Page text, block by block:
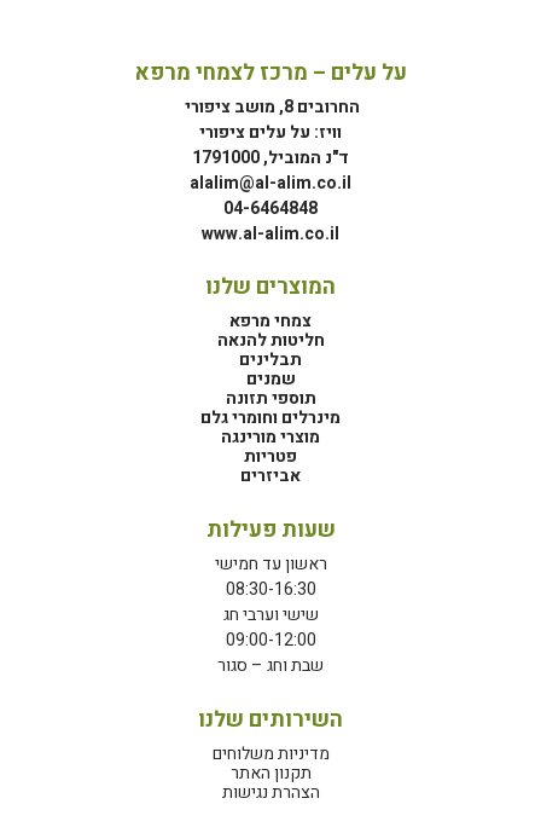
על עלים – מרכז לצמחי מרפא
החרובים 8, מושב ציפורי
וויז: על עלים ציפורי
ד"נ המוביל, 1791000
alalim@al-alim.co.il
04-6464848
www.al-alim.co.il
המוצרים שלנו
צמחי מרפא
חליטות להנאה
תבלינים
שמנים
תוספי תזונה
מינרלים וחומרי גלם
מוצרי מורינגה
פטריות
אביזרים
שעות פעילות
ראשון עד חמישי
08:30-16:30
שישי וערבי חג
09:00-12:00
שבת וחג – סגור
השירותים שלנו
מדיניות משלוחים
תקנון האתר
הצהרת נגישות